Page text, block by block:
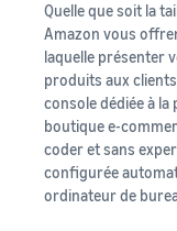
Quelle que soit la
Amazon vous
laquelle présenter
produits aux
console dédiée à
boutique e-
coder et sans
configurée
ordinateur de